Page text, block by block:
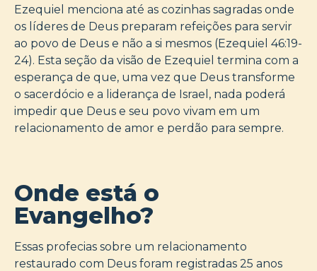
Ezequiel menciona até as cozinhas sagradas onde
os líderes de Deus preparam refeições para servir
ao povo de Deus e não a si mesmos (Ezequiel 46:19-
24). Esta seção da visão de Ezequiel termina com a
esperança de que, uma vez que Deus transforme
o sacerdócio e a liderança de Israel, nada poderá
impedir que Deus e seu povo vivam em um
relacionamento de amor e perdão para sempre.
Onde está o
Evangelho?
Essas profecias sobre um relacionamento
restaurado com Deus foram registradas 25 anos